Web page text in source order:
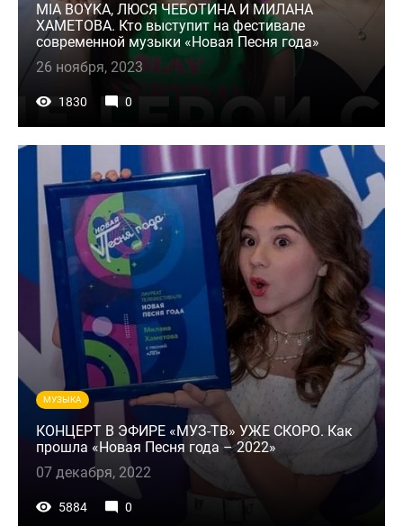
MIA BOYKA, ЛЮСЯ ЧЕБОТИНА И МИЛАНА
ХАМЕТОВА. Кто выступит на фестивале
современной музыки «Новая Песня года»
26 ноября, 2023
1830 0
МУЗЫКА
КОНЦЕРТ В ЭФИРЕ «МУЗ-ТВ» УЖЕ СКОРО. Как
прошла «Новая Песня года – 2022»
07 декабря, 2022
5884 0